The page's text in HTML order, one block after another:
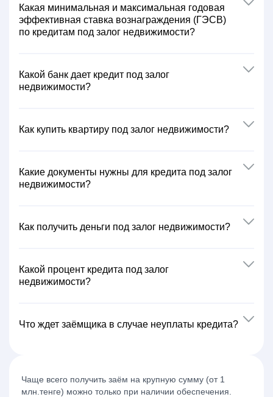
Какая минимальная и максимальная годовая
эффективная ставка вознаграждения (ГЭСВ)
по кредитам под залог недвижимости?
Какой банк дает кредит под залог
недвижимости?
Как купить квартиру под залог недвижимости?
Какие документы нужны для кредита под залог
недвижимости?
Как получить деньги под залог недвижимости?
Какой процент кредита под залог
недвижимости?
Что ждет заёмщика в случае неуплаты кредита?
Чаще всего получить заём на крупную сумму (от 1
млн.тенге) можно только при наличии обеспечения.